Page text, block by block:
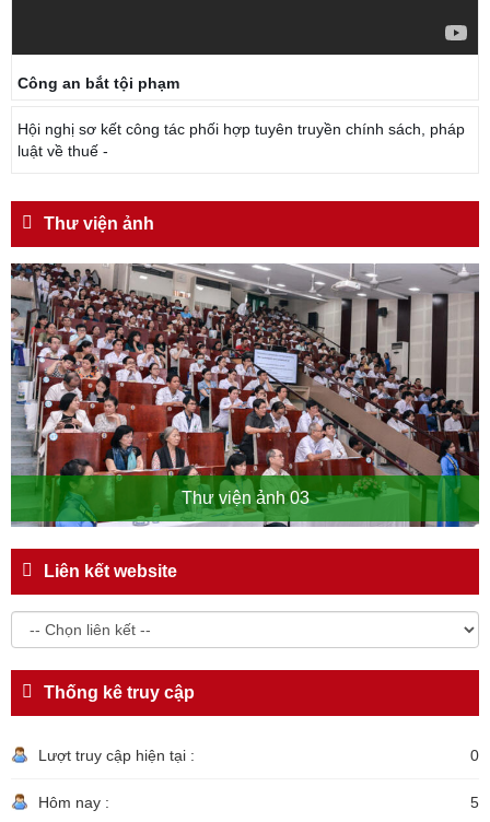
Công an bắt tội phạm
Hội nghị sơ kết công tác phối hợp tuyên truyền chính sách, pháp
luật về thuế -
Thư viện ảnh
Thư viện ảnh 03
Liên kết website
Thống kê truy cập
Lượt truy cập hiện tại : 0
Hôm nay : 5